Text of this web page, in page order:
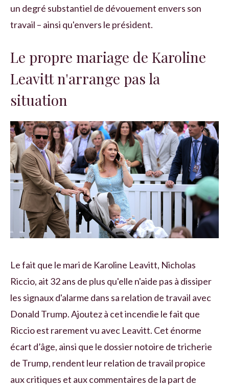
un degré substantiel de dévouement envers son
travail – ainsi qu'envers le président.
Le propre mariage de Karoline
Leavitt n'arrange pas la
situation
Le fait que le mari de Karoline Leavitt, Nicholas
Riccio, ait 32 ans de plus qu'elle n'aide pas à dissiper
les signaux d'alarme dans sa relation de travail avec
Donald Trump. Ajoutez à cet incendie le fait que
Riccio est rarement vu avec Leavitt. Cet énorme
écart d’âge, ainsi que le dossier notoire de tricherie
de Trump, rendent leur relation de travail propice
aux critiques et aux commentaires de la part de